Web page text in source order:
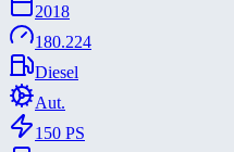
2018
180.224
Diesel
Aut.
150 PS